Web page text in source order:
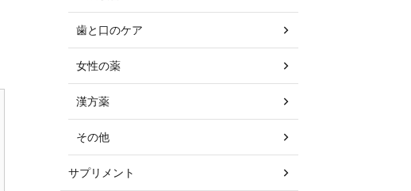
歯と口のケア
女性の薬
漢方薬
その他
サプリメント